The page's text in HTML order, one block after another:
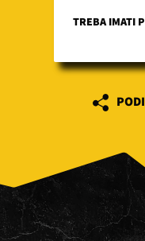
TREBA IMATI